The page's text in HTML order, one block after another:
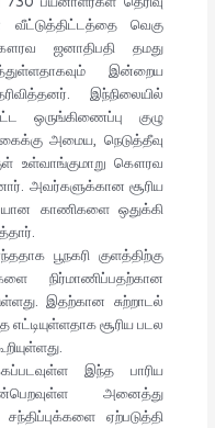
வீட்டுத்திட்டத்தை வெகு
ஜனாதிபதி தமது
இன்றைய
இந்நிலையில்
ஒருங்கிணைப்பு குழு
அமைய, நெடுத்தீவு
உள்வாங்குமாறு கௌரவ
அவர்களுக்கான சூரிய
காணிகளை ஒதுக்கி
பூநகரி குளத்திற்கு
நிர்மாணிப்பதற்கான
இதற்கான சுற்றாடல்
சூரிய படல
இந்த பாரிய
அனைத்து
ஏற்படுத்தி